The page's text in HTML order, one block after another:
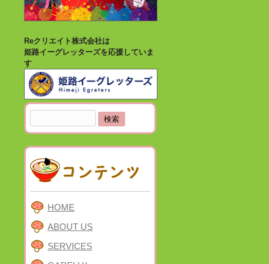
Reクリエイト株式会社は
姫路イーグレッターズを応援していま
す
索:
HOME
ABOUT US
SERVICES